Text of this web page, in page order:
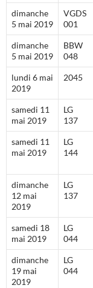
dimanche
5 mai 2019
VGDS
001
dimanche
5 mai 2019
BBW
048
lundi 6 mai
2019
2045
samedi 11
mai 2019
LG
137
samedi 11
mai 2019
LG
144
dimanche
12 mai
2019
LG
137
samedi 18
mai 2019
LG
044
dimanche
19 mai
2019
LG
044